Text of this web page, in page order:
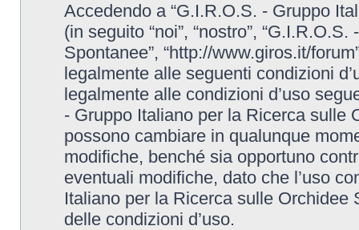
Accedendo a “G.I.R.O.S. - Gruppo
(in seguito “noi”, “nostro”,
Spontanee”, “http://www.giros.it/
legalmente alle seguenti condizioni
legalmente alle condizioni d’uso
- Gruppo Italiano per la Ricerca sulle
possono cambiare in qualunque
modifiche, benché sia opportuno
eventuali modifiche, dato che l’uso
Italiano per la Ricerca sulle Orchidee
delle condizioni d’uso.